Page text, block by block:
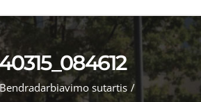
Bendradarbiavimo sutartis /